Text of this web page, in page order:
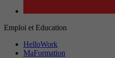
Emploi et Education
HelloWork
MaFormation